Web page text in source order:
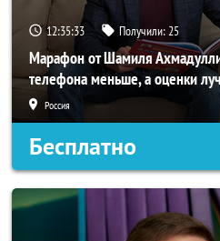
12:35:31 Получили:25
Марафон от Шамиля
телефона меньше, а оценки
Россия
Бесплатно